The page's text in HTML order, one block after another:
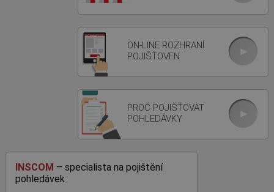
ON-LINE ROZHRANÍ
POJIŠŤOVEN
PROČ POJIŠŤOVAT
POHLEDÁVKY
INSCOM – specialista na pojištění
pohledávek